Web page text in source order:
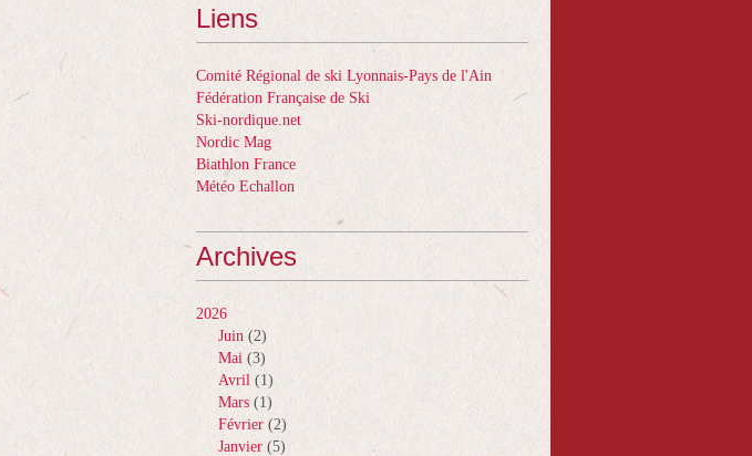
Liens
Comité Régional de ski Lyonnais-Pays de l'Ain
Fédération Française de Ski
Ski-nordique.net
Nordic Mag
Biathlon France
Météo Echallon
Archives
2026
Juin (2)
Mai (3)
Avril (1)
Mars (1)
Février (2)
Janvier (5)